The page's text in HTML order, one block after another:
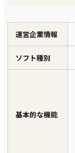
運営企業情報
ソフト種別
基本的な機能